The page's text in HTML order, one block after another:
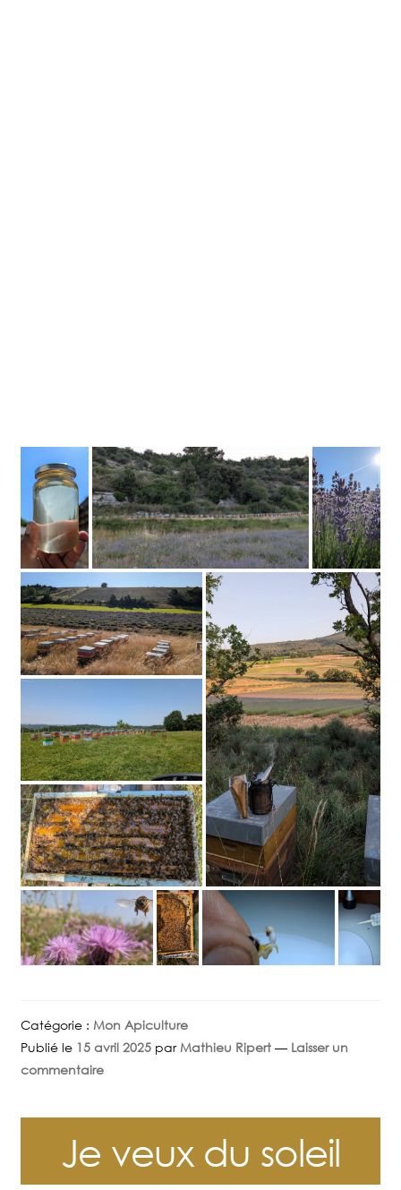
Catégorie : Mon Apiculture
Publié le 15 avril 2025 parMathieu Ripert — Laisser un
commentaire
Je veux du soleil